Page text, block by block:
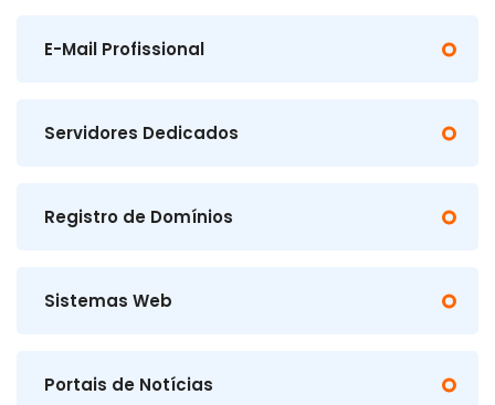
E-Mail Profissional
Servidores Dedicados
Registro de Domínios
Sistemas Web
Portais de Notícias